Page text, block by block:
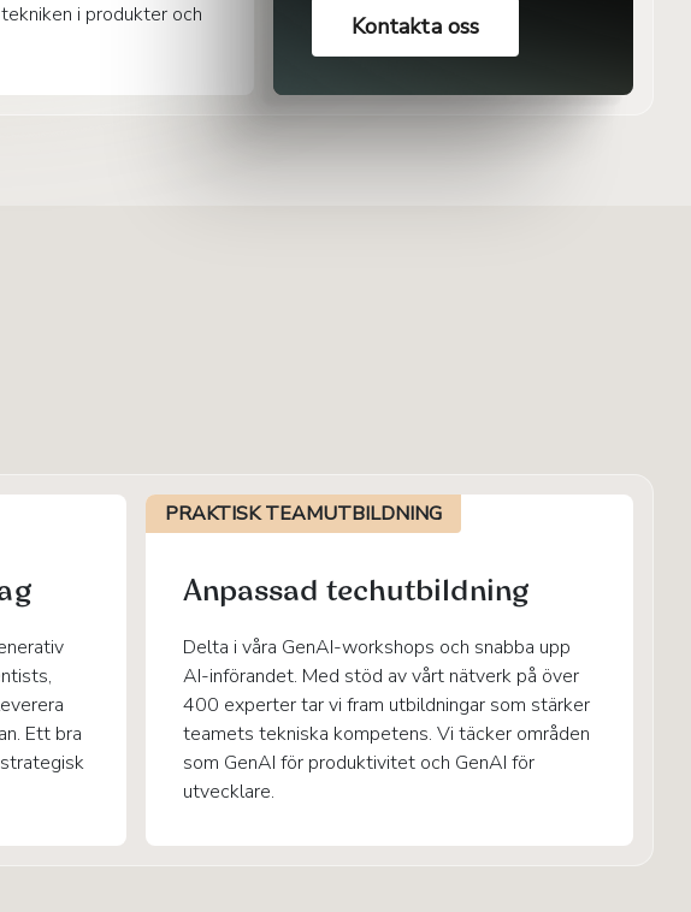
i produkter och
Kontakta oss
Ett bra
Anpassad techutbildning
PRAKTISK TEAMUTBILDNING
Delta i våra GenAI-workshops och snabba upp
AI-införandet. Med stöd av vårt nätverk på över
400 experter tar vi fram utbildningar som stärker
teamets tekniska kompetens. Vi täcker områden
som GenAI för produktivitet och GenAI för
utvecklare.